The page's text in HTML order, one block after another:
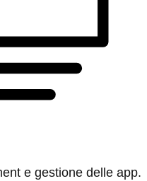
e gestione delle app.